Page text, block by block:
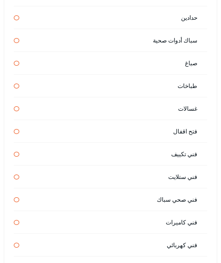
حدادين
سباك أدوات صحية
صباغ
طباخات
غسالات
فتح اقفال
فني تكييف
فني ستلايت
فني صحي سباك
فني كاميرات
فني كهربائي